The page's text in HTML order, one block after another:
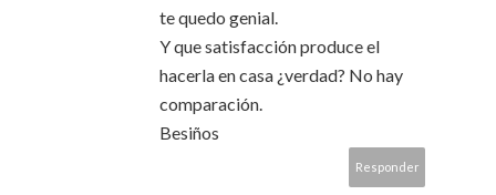
te quedo genial.
Y que satisfacción produce el
hacerla en casa ¿verdad? No hay
comparación.
Besiños
Responder